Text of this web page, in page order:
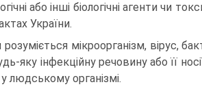
або інші біологічні агенти чи
України.
мікроорганізм, вірус,
яку інфекційну речовину або її
людському організмі.